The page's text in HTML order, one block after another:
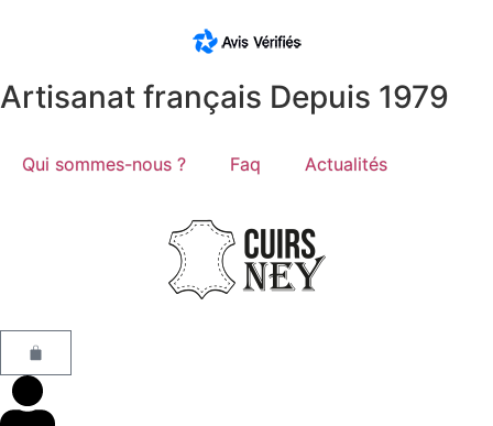
Artisanat français Depuis 1979
Qui sommes-nous ? Faq Actualités